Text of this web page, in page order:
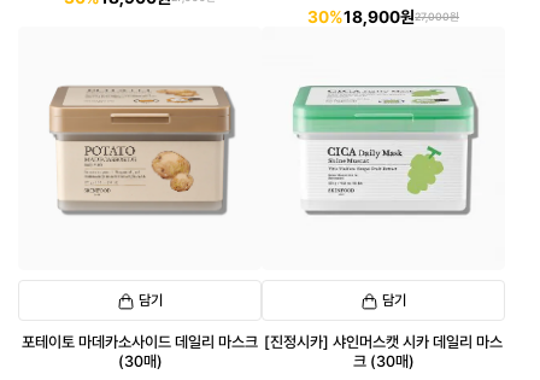
30%18,900원27,000원
담기
포테이토 마데카소사이드 데일리 마스크
(30매)
담기
[진정시카] 샤인머스캣 시카 데일리 마스
크 (30매)